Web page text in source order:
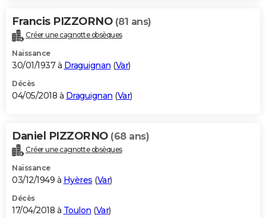
Francis PIZZORNO (81 ans)
Créer une cagnotte obsèques
Naissance
30/01/1937 à Draguignan (Var)
Décès
04/05/2018 à Draguignan (Var)
Daniel PIZZORNO (68 ans)
Créer une cagnotte obsèques
Naissance
03/12/1949 à Hyères (Var)
Décès
17/04/2018 à Toulon (Var)